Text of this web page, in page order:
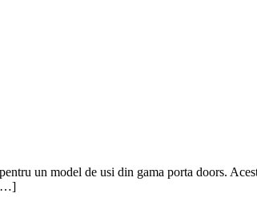
un model de usi din gama porta doors.
[…]